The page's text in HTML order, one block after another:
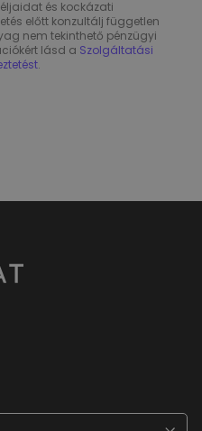
és kockázati
előtt konzultálj független
nem tekinthető pénzügyi
lásd a Szolgáltatási
.